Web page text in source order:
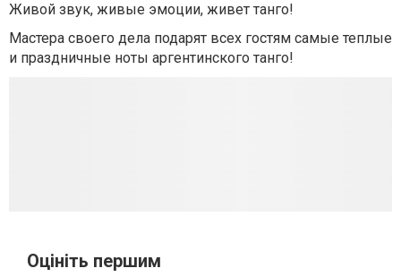
Живой звук, живые эмоции, живет танго!
Мастера своего дела подарят всех гостям самые теплые
и праздничные ноты аргентинского танго!
Оцініть першим